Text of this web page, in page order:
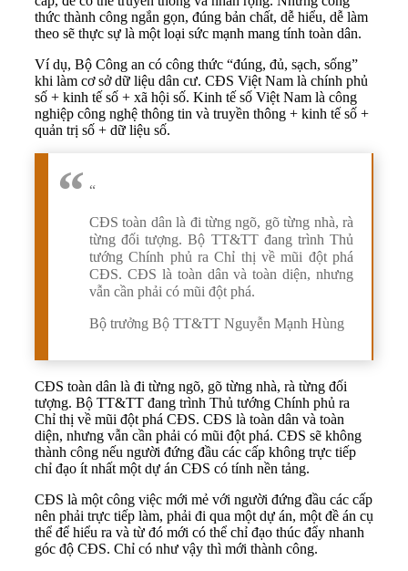
thức thành công ngắn gọn, đúng bản chất, dễ hiểu, dễ làm
theo sẽ thực sự là một loại sức mạnh mang tính toàn dân.
Ví dụ, Bộ Công an có công thức “đúng, đủ, sạch, sống”
khi làm cơ sở dữ liệu dân cư. CĐS Việt Nam là chính phủ
số + kinh tế số + xã hội số. Kinh tế số Việt Nam là công
nghiệp công nghệ thông tin và truyền thông + kinh tế số +
quản trị số + dữ liệu số.
“
CĐS toàn dân là đi từng ngõ, gõ từng nhà, rà
từng đối tượng. Bộ TT&TT đang trình Thủ
tướng Chính phủ ra Chỉ thị về mũi đột phá
CĐS. CĐS là toàn dân và toàn diện, nhưng
vẫn cần phải có mũi đột phá.
Bộ trưởng Bộ TT&TT Nguyễn Mạnh Hùng
CĐS toàn dân là đi từng ngõ, gõ từng nhà, rà từng đối
tượng. Bộ TT&TT đang trình Thủ tướng Chính phủ ra
Chỉ thị về mũi đột phá CĐS. CĐS là toàn dân và toàn
diện, nhưng vẫn cần phải có mũi đột phá. CĐS sẽ không
thành công nếu người đứng đầu các cấp không trực tiếp
chỉ đạo ít nhất một dự án CĐS có tính nền tảng.
CĐS là một công việc mới mẻ với người đứng đầu các cấp
nên phải trực tiếp làm, phải đi qua một dự án, một đề án cụ
thể để hiểu ra và từ đó mới có thể chỉ đạo thúc đẩy nhanh
góc độ CĐS. Chỉ có như vậy thì mới thành công.